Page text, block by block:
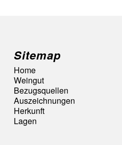
Sitemap
Home
Weingut
Bezugsquellen
Auszeichnungen
Herkunft
Lagen